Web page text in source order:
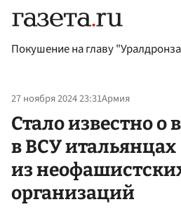
Покушение на главу
27 ноября 2024 23:31Армия
Стало известно
в ВСУ итальянцах
из
организаций